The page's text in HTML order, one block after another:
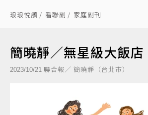
琅琅悅讀 看聯副 家庭副刊
簡曉靜／無星級大飯店
2023/10/21 聯合報／ 簡曉靜（台北市）